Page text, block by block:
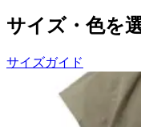
サイズ・色を
サイズガイド